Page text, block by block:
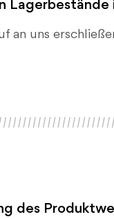
Lagerbestände
an uns
des